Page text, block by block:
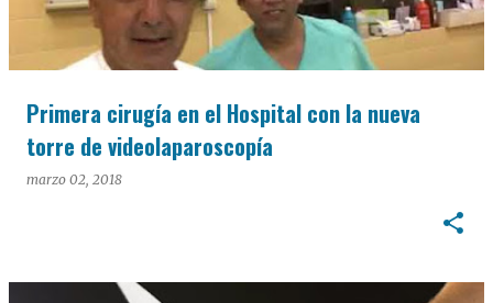
Primera cirugía en el Hospital con la nueva
torre de videolaparoscopía
marzo 02, 2018